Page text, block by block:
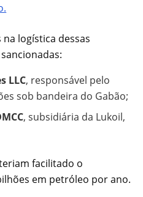
logística dessas
LLC, responsável pelo
sob bandeira do Gabão;
, subsidiária da Lukoil,
facilitado o
em petróleo por ano.